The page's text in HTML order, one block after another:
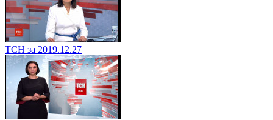
ТСН за 2019.12.27